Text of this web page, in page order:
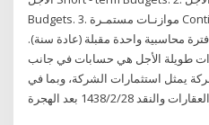
Budgets. 3. موازنـات مستمـرة Continuous Budgets. تغطي
محاسبية واحدة مقبلة (عادة سنة).
طويلة الأجل هي حسابات في جانب
يمثل استثمارات الشركة، وبما في
28‏‏/2‏‏/1438 بعد الهجرة